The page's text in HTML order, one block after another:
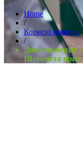
Home
/
Корисні новини
/
Двох експертів
Шеремета